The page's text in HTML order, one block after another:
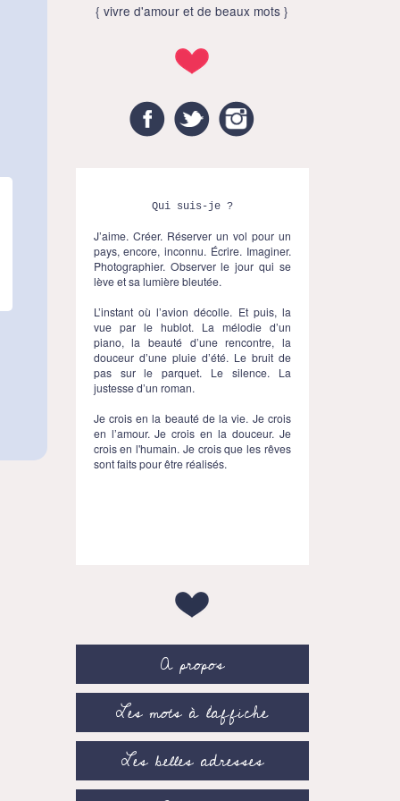
{ vivre d'amour et de beaux mots }
FacebookTwitter
Qui suis-je ?
J’aime. Créer. Réserver un vol pour un
pays, encore, inconnu. Écrire. Imaginer.
Photographier. Observer le jour qui se
lève et sa lumière bleutée.
L’instant où l’avion décolle. Et puis, la
vue par le hublot. La mélodie d’un
piano, la beauté d’une rencontre, la
douceur d’une pluie d’été. Le bruit de
pas sur le parquet. Le silence. La
justesse d’un roman.
Je crois en la beauté de la vie. Je crois
en l’amour. Je crois en la douceur. Je
crois en l'humain. Je crois que les rêves
sont faits pour être réalisés.
A propos
Les mots à l’affiche
Les belles adresses